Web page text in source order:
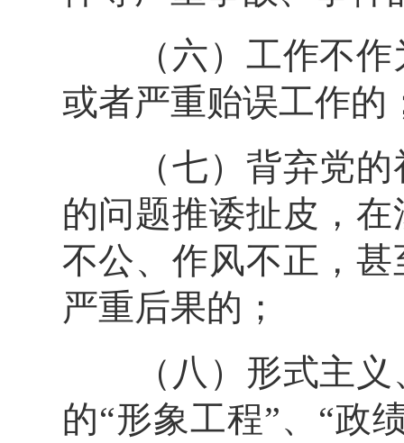
（六）工作不作
或者严重贻误工作的
（七）背弃党的
的问题推诿扯皮，
不公、作风不正，
严重后果的；
（八）形式主义
的“形象工程”、“政